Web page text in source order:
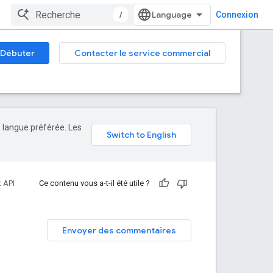
/ Connexion
Débuter Contacter le service commercial
préférée. Les
Ce contenu vous a-t-il été utile ?
Envoyer des commentaires